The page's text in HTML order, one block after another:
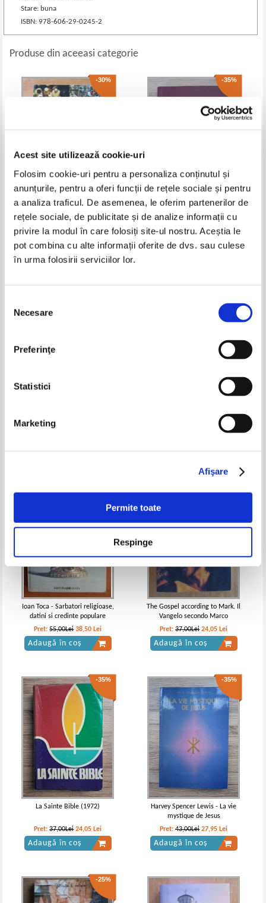
Acest site utilizează cookie-uri
Folosim cookie-uri pentru a personaliza conținutul și
anunțurile, pentru a oferi funcții de rețele sociale și pentru
a analiza traficul. De asemenea, le oferim partenerilor de
rețele sociale, de publicitate și de analize informații cu
privire la modul în care folosiți site-ul nostru. Aceștia le
pot combina cu alte informații oferite de dvs. sau culese
în urma folosirii serviciilor lor.
consimțământului
Necesare
Preferinţe
Statistici
Marketing
Afişare
Permite toate
Respinge
Stare: buna
ISBN: 978-606-29-0245-2
Produse din aceeasi categorie
-30%
O ctitorie cat o catedrala. File
de istorie la constructia noii
biserici din Manastirea Lainici
1990 - 2011
Pret: 36,00Lei 25,20 Lei
Adaugă în coș
-35%
Biblia sau Sfanta Scriptura a
Vechiului si Noului Testament
(The Bible League)
Pret:60,00Lei 39,00 Lei
Adaugă în coș
55,00Lei
Eminescu si adevarul Sfintei
Scripturi (volumul 1)
Ioan Toca - Sarbatori religioase,
datini si credinte populare
Pret:55,00Lei 38,50 Lei
Adaugă în coș
The Gospel according to Mark. Il
Vangelo secondo Marco
Pret:37,00Lei 24,05 Lei
Adaugă în coș
-35%
La Sainte Bible (1972)
Pret:37,00Lei 24,05 Lei
Adaugă în coș
-35%
Harvey Spencer Lewis - La vie
mystique de Jesus
Pret:43,00Lei 27,95 Lei
Adaugă în coș
-25%